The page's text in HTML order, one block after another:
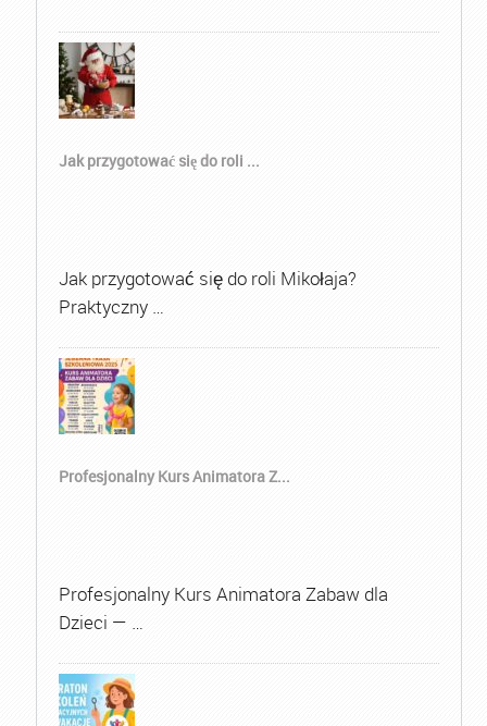
Jak przygotować się do roli ...
Jak przygotować się do roli Mikołaja?
Praktyczny …
Profesjonalny Kurs Animatora Z...
Profesjonalny Kurs Animatora Zabaw dla
Dzieci — …